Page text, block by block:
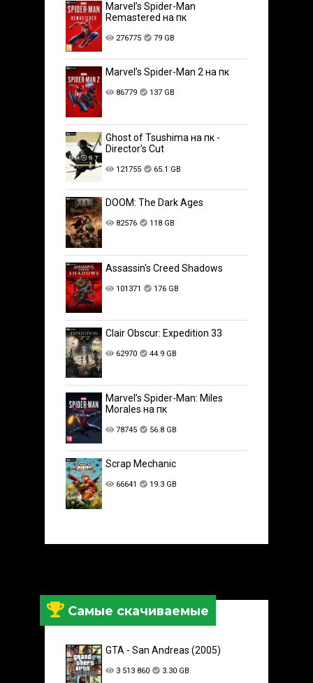
Marvel’s Spider-Man
Remastered на пк
276775 79 GB
Marvel’s Spider-Man 2 на пк
86779 137 GB
Ghost of Tsushima на пк -
Director's Cut
121755 65.1 GB
DOOM: The Dark Ages
82576 118 GB
Assassin's Creed Shadows
101371 176 GB
Clair Obscur: Expedition 33
62970 44.9 GB
Marvel’s Spider-Man: Miles
Morales на пк
78745 56.8 GB
Scrap Mechanic
66641 19.3 GB
Самые скачиваемые
GTA - San Andreas (2005)
3 513 860 3.30 GB